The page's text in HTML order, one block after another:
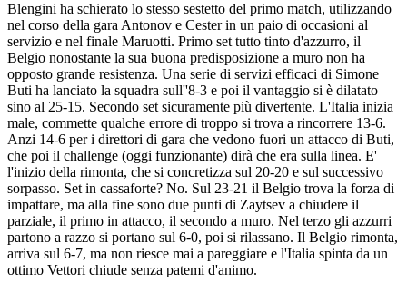
Blengini ha schierato lo stesso sestetto del primo match, utilizzando
nel corso della gara Antonov e Cester in un paio di occasioni al
servizio e nel finale Maruotti. Primo set tutto tinto d'azzurro, il
Belgio nonostante la sua buona predisposizione a muro non ha
opposto grande resistenza. Una serie di servizi efficaci di Simone
Buti ha lanciato la squadra sull''8-3 e poi il vantaggio si è dilatato
sino al 25-15. Secondo set sicuramente più divertente. L'Italia inizia
male, commette qualche errore di troppo si trova a rincorrere 13-6.
Anzi 14-6 per i direttori di gara che vedono fuori un attacco di Buti,
che poi il challenge (oggi funzionante) dirà che era sulla linea. E'
l'inizio della rimonta, che si concretizza sul 20-20 e sul successivo
sorpasso. Set in cassaforte? No. Sul 23-21 il Belgio trova la forza di
impattare, ma alla fine sono due punti di Zaytsev a chiudere il
parziale, il primo in attacco, il secondo a muro. Nel terzo gli azzurri
partono a razzo si portano sul 6-0, poi si rilassano. Il Belgio rimonta,
arriva sul 6-7, ma non riesce mai a pareggiare e l'Italia spinta da un
ottimo Vettori chiude senza patemi d'animo.